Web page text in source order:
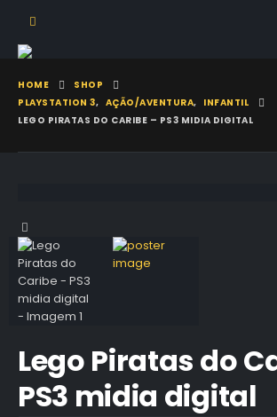
HOME
SHOP
PLAYSTATION 3, AÇÃO/AVENTURA, INFANTIL
LEGO PIRATAS DO CARIBE – PS3 MIDIA DIGITAL
Lego Piratas do
PS3 midia digital